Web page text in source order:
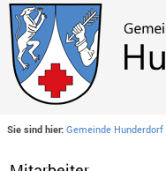
Sie sind hier: Gemeinde Hunderdorf